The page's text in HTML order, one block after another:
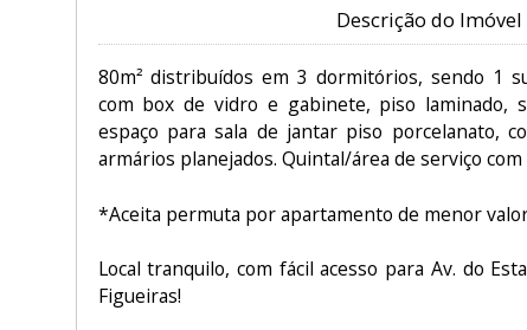
Descrição do Imóvel
80m² distribuídos em 3 dormitórios, sendo 1
com box de vidro e gabinete, piso laminado,
espaço para sala de jantar piso porcelanato,
armários planejados. Quintal/área de serviço
*Aceita permuta por apartamento de menor
Local tranquilo, com fácil acesso para Av. do
Figueiras!